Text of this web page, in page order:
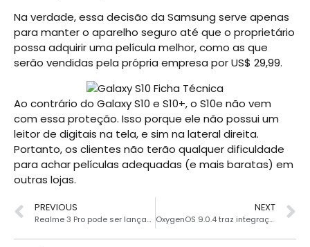
Na verdade, essa decisão da Samsung serve apenas
para manter o aparelho seguro até que o proprietário
possa adquirir uma película melhor, como as que
serão vendidas pela própria empresa por US$ 29,99.
Ao contrário do Galaxy S10 e S10+, o S10e não vem
com essa proteção. Isso porque ele não possui um
leitor de digitais na tela, e sim na lateral direita.
Portanto, os clientes não terão qualquer dificuldade
para achar películas adequadas (e mais baratas) em
outras lojas.
PREVIOUS
Realme 3 Pro pode ser lançado em breve
NEXT
OxygenOS 9.0.4 traz integração com Google Duo ao OnePlus 5 e 5T